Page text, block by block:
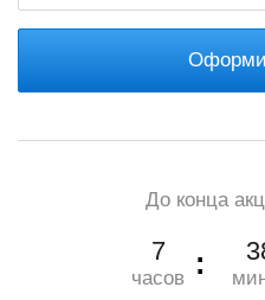
До конца
7
часов